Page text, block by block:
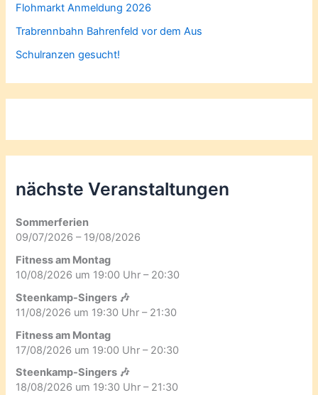
Flohmarkt Anmeldung 2026
Trabrennbahn Bahrenfeld vor dem Aus
Schulranzen gesucht!
nächste Veranstaltungen
Sommerferien
09/07/2026 – 19/08/2026
Fitness am Montag
10/08/2026 um 19:00 Uhr – 20:30
Steenkamp-Singers 🎶
11/08/2026 um 19:30 Uhr – 21:30
Fitness am Montag
17/08/2026 um 19:00 Uhr – 20:30
Steenkamp-Singers 🎶
18/08/2026 um 19:30 Uhr – 21:30